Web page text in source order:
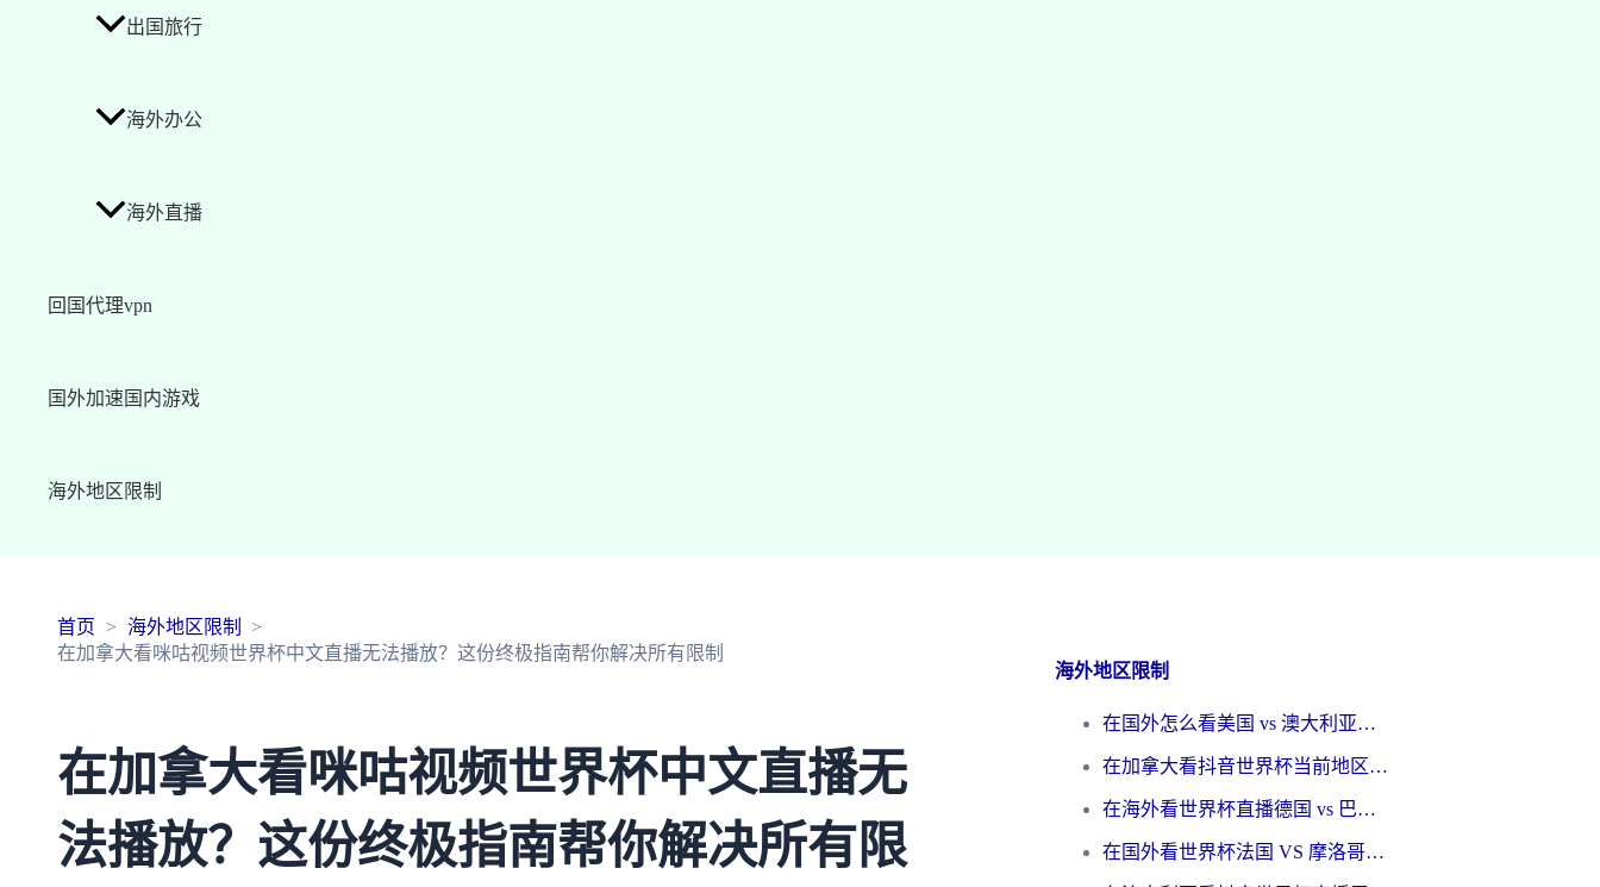
出国旅行
海外办公
海外直播
回国代理vpn
国外加速国内游戏
海外地区限制
首页
海外地区限制
在加拿大看咪咕视频世界杯中文直播无法播放？这份终极指南帮你解决所有限制
在加拿大看咪咕视频世界杯中文直播无
法播放？这份终极指南帮你解决所有限
海外地区限制
在国外怎么看美国 vs 澳大利亚世界杯直播？海外党必藏的中文解说观赛指南
在加拿大看抖音世界杯当前地区不可播放？海外党体育观赛终极指南
在海外看世界杯直播德国 vs 巴拉圭当前IP受限制？这篇指南帮你轻松解决地区限制
在国外看世界杯法国 VS 摩洛哥仅限中国大陆？别让地域限制拦下你的欢呼